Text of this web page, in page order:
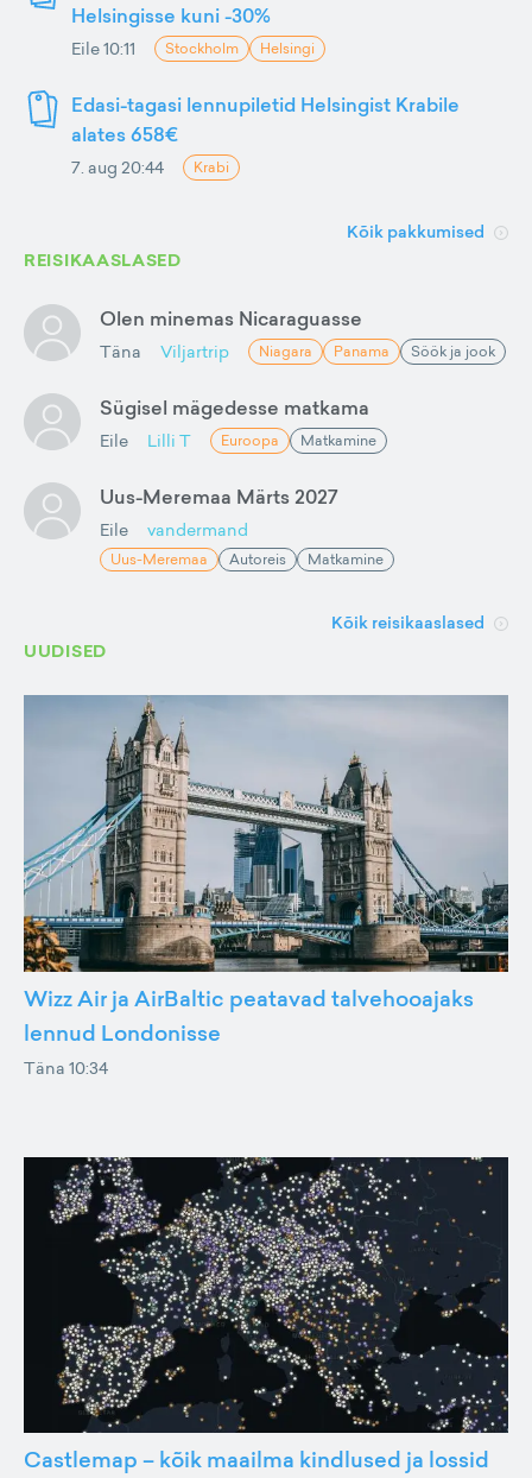
Helsingisse kuni -30%
Eile 10:11 Stockholm Helsingi
Edasi-tagasi lennupiletid Helsingist Krabile
alates 658€
7. aug 20:44 Krabi
Kõik pakkumised
REISIKAASLASED
Olen minemas Nicaraguasse
Täna Viljartrip Niagara Panama Söök ja jook
Sügisel mägedesse matkama
Eile Lilli T Euroopa Matkamine
Uus-Meremaa Märts 2027
Eile vandermand
Uus-Meremaa Autoreis Matkamine
Kõik reisikaaslased
UUDISED
Wizz Air ja AirBaltic peatavad talvehooajaks
lennud Londonisse
Täna 10:34
Castlemap – kõik maailma kindlused ja lossid